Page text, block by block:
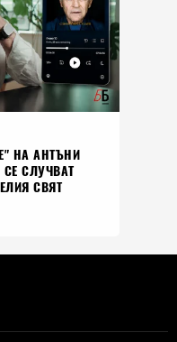
НА АНТЪНИ
СЛУЧВАТ
СВЯТ